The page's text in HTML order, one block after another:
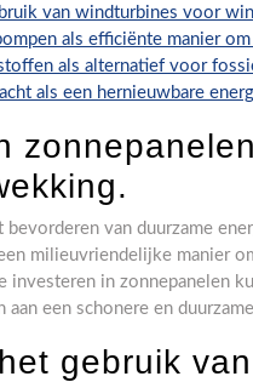
van windturbines voor
als efficiënte manier
als alternatief voor
als een hernieuwbare
bevorderen van duurzame
milieuvriendelijke manier
investeren in zonnepanelen
aan een schonere en
gebruik